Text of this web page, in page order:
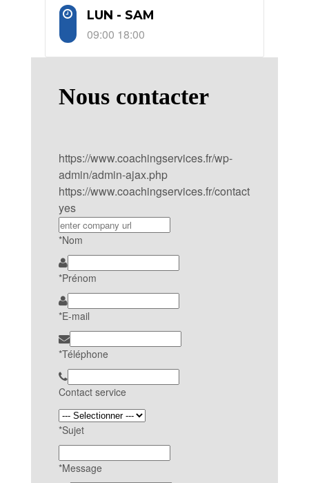
LUN - SAM
09:00 18:00
Nous contacter
https://www.coachingservices.fr/wp-
admin/admin-ajax.php
https://www.coachingservices.fr/contact
yes
*Nom
*Prénom
*E-mail
*Téléphone
Contact service
*Sujet
*Message